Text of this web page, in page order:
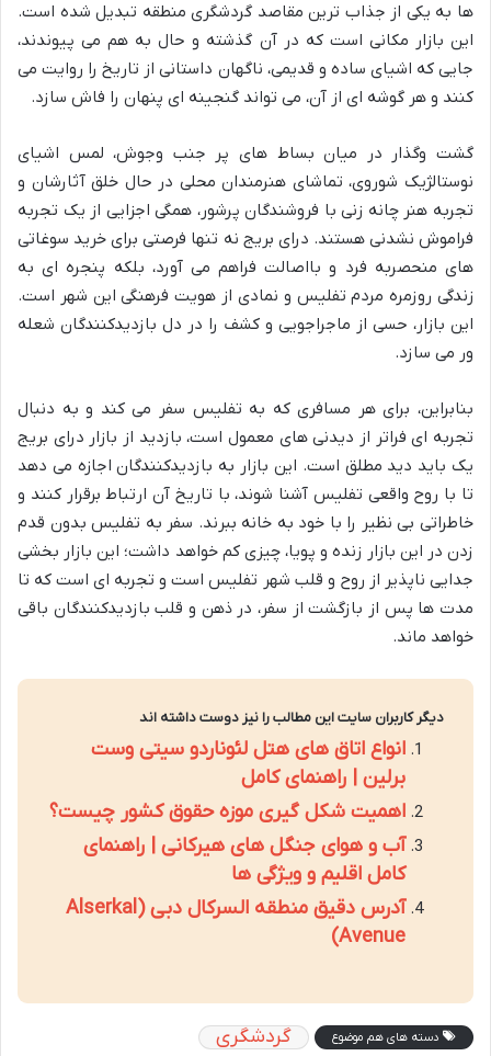
ها به یکی از جذاب ترین مقاصد گردشگری منطقه تبدیل شده است.
این بازار مکانی است که در آن گذشته و حال به هم می پیوندند،
جایی که اشیای ساده و قدیمی، ناگهان داستانی از تاریخ را روایت می
کنند و هر گوشه ای از آن، می تواند گنجینه ای پنهان را فاش سازد.
گشت وگذار در میان بساط های پر جنب وجوش، لمس اشیای
نوستالژیک شوروی، تماشای هنرمندان محلی در حال خلق آثارشان و
تجربه هنر چانه زنی با فروشندگان پرشور، همگی اجزایی از یک تجربه
فراموش نشدنی هستند. درای بریج نه تنها فرصتی برای خرید سوغاتی
های منحصربه فرد و بااصالت فراهم می آورد، بلکه پنجره ای به
زندگی روزمره مردم تفلیس و نمادی از هویت فرهنگی این شهر است.
این بازار، حسی از ماجراجویی و کشف را در دل بازدیدکنندگان شعله
ور می سازد.
بنابراین، برای هر مسافری که به تفلیس سفر می کند و به دنبال
تجربه ای فراتر از دیدنی های معمول است، بازدید از بازار درای بریج
یک باید دید مطلق است. این بازار به بازدیدکنندگان اجازه می دهد
تا با روح واقعی تفلیس آشنا شوند، با تاریخ آن ارتباط برقرار کنند و
خاطراتی بی نظیر را با خود به خانه ببرند. سفر به تفلیس بدون قدم
زدن در این بازار زنده و پویا، چیزی کم خواهد داشت؛ این بازار بخشی
جدایی ناپذیر از روح و قلب شهر تفلیس است و تجربه ای است که تا
مدت ها پس از بازگشت از سفر، در ذهن و قلب بازدیدکنندگان باقی
خواهد ماند.
دیگر کاربران سایت این مطالب را نیز دوست داشته اند
انواع اتاق های هتل لئوناردو سیتی وست
برلین | راهنمای کامل
اهمیت شکل گیری موزه حقوق کشور چیست؟
آب و هوای جنگل های هیرکانی | راهنمای
کامل اقلیم و ویژگی ها
آدرس دقیق منطقه السرکال دبی (Alserkal
Avenue)
دسته های هم موضوع گردشگری